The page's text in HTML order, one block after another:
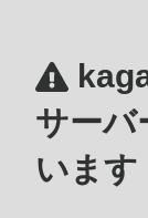
サーバ
います